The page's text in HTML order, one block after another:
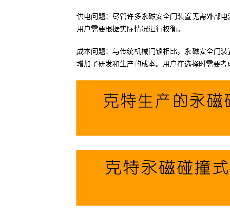
供电问题：尽管许多永磁安全门装置无需外部
用户需要根据实际情况进行权衡。
成本问题：与传统机械门锁相比，永磁安全门
增加了研发和生产的成本。用户在选择时需要考